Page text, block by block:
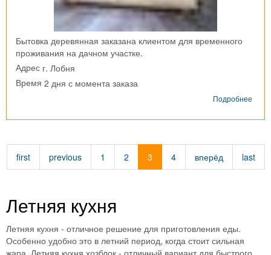
Бытовка деревянная заказана клиентом для временного
проживания на дачном участке.
Адрес г. Лобня
Время 2 дня с момента заказа
Подробнее
first previous 1 2 3 4 вперёд last
Летняя кухня
Летняя кухня - отличное решение для приготовления еды.
Особенно удобно это в летний период, когда стоит сильная